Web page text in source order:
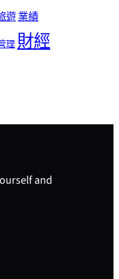
遊業績
理 財經
and